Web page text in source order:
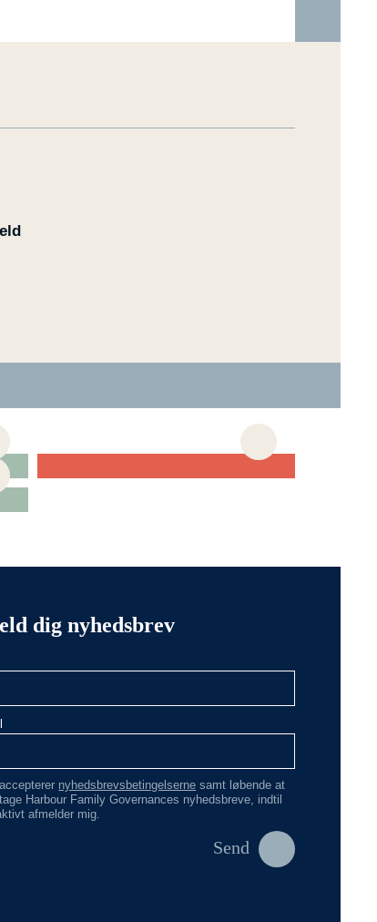
dig nyhedsbrev
nyhedsbrevsbetingelserne samt løbende at
Harbour Family Governances nyhedsbreve, indtil
afmelder mig.
Send